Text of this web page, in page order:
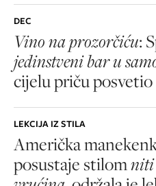
DEC
Vino na prozorčiću:
jedinstveni bar u
cijelu priču
LEKCIJA IZ STILA
Američka
posustaje stilomniti